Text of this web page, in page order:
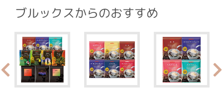
ブルックスからのおすすめ